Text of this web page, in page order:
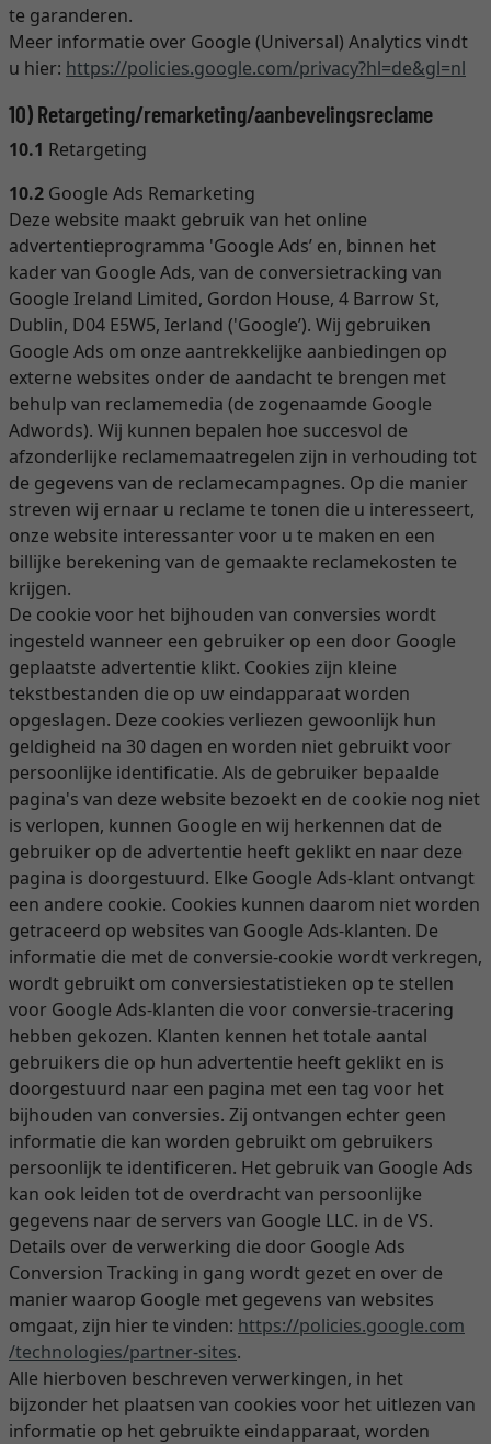
te garanderen.
Meer informatie over Google (Universal) Analytics vindt
u hier: https://policies.google.com/privacy?hl=de&gl=nl
10) Retargeting/remarketing/aanbevelingsreclame
10.1 Retargeting
10.2 Google Ads Remarketing
Deze website maakt gebruik van het online
advertentieprogramma 'Google Ads’ en, binnen het
kader van Google Ads, van de conversietracking van
Google Ireland Limited, Gordon House, 4 Barrow St,
Dublin, D04 E5W5, Ierland ('Google’). Wij gebruiken
Google Ads om onze aantrekkelijke aanbiedingen op
externe websites onder de aandacht te brengen met
behulp van reclamemedia (de zogenaamde Google
Adwords). Wij kunnen bepalen hoe succesvol de
afzonderlijke reclamemaatregelen zijn in verhouding tot
de gegevens van de reclamecampagnes. Op die manier
streven wij ernaar u reclame te tonen die u interesseert,
onze website interessanter voor u te maken en een
billijke berekening van de gemaakte reclamekosten te
krijgen.
De cookie voor het bijhouden van conversies wordt
ingesteld wanneer een gebruiker op een door Google
geplaatste advertentie klikt. Cookies zijn kleine
tekstbestanden die op uw eindapparaat worden
opgeslagen. Deze cookies verliezen gewoonlijk hun
geldigheid na 30 dagen en worden niet gebruikt voor
persoonlijke identificatie. Als de gebruiker bepaalde
pagina's van deze website bezoekt en de cookie nog niet
is verlopen, kunnen Google en wij herkennen dat de
gebruiker op de advertentie heeft geklikt en naar deze
pagina is doorgestuurd. Elke Google Ads-klant ontvangt
een andere cookie. Cookies kunnen daarom niet worden
getraceerd op websites van Google Ads-klanten. De
informatie die met de conversie-cookie wordt verkregen,
wordt gebruikt om conversiestatistieken op te stellen
voor Google Ads-klanten die voor conversie-tracering
hebben gekozen. Klanten kennen het totale aantal
gebruikers die op hun advertentie heeft geklikt en is
doorgestuurd naar een pagina met een tag voor het
bijhouden van conversies. Zij ontvangen echter geen
informatie die kan worden gebruikt om gebruikers
persoonlijk te identificeren. Het gebruik van Google Ads
kan ook leiden tot de overdracht van persoonlijke
gegevens naar de servers van Google LLC. in de VS.
Details over de verwerking die door Google Ads
Conversion Tracking in gang wordt gezet en over de
manier waarop Google met gegevens van websites
omgaat, zijn hier te vinden: https://policies.google.com
/technologies/partner-sites.
Alle hierboven beschreven verwerkingen, in het
bijzonder het plaatsen van cookies voor het uitlezen van
informatie op het gebruikte eindapparaat, worden